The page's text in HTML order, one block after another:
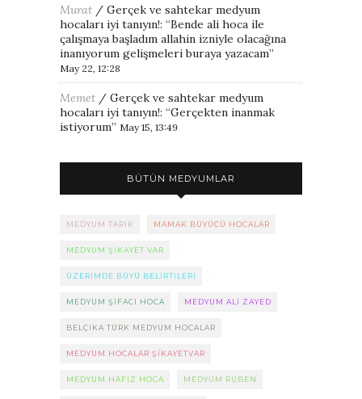
Murat / Gerçek ve sahtekar medyum
hocaları iyi tanıyın!: “Bende ali hoca ile
çalışmaya başladım allahin izniyle olacağına
inanıyorum gelişmeleri buraya yazacam”
May 22, 12:28
Memet / Gerçek ve sahtekar medyum
hocaları iyi tanıyın!: “Gerçekten inanmak
istiyorum” May 15, 13:49
BÜTÜN MEDYUMLAR
MEDYUM TARIK MAMAK BÜYÜCÜ HOCALAR
MEDYUM ŞIKAYET VAR
ÜZERIMDE BÜYÜ BELIRTILERI
MEDYUM ŞIFACI HOCA MEDYUM ALI ZAYED
BELÇIKA TÜRK MEDYUM HOCALAR
MEDYUM HOCALAR ŞIKAYETVAR
MEDYUM HAFIZ HOCA MEDYUM RUBEN